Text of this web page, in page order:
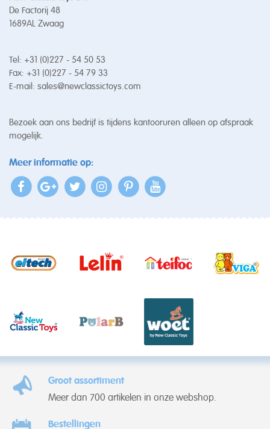
De Factorij 48
1689AL Zwaag
Tel: +31 (0)227 - 54 50 53
Fax: +31 (0)227 - 54 79 33
E-mail: sales@newclassictoys.com
Bezoek aan ons bedrijf is tijdens kantooruren alleen op afspraak
mogelijk.
Meer informatie op:
Groot assortiment
Meer dan 700 artikelen in onze webshop.
Bestellingen